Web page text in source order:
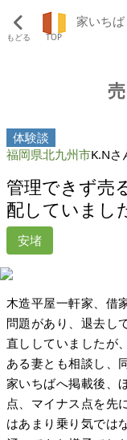
もどる TOP
家いちば
体験談
福岡県北九州市K.Nさ
管理できず売
配していまし
安堵
木造平屋一軒家、借
問題があり、退去し
直ししていましたが
ある妻とも相談し、
家いちばへ掲載後、
点、マイナス点を先
はあまり乗り気では